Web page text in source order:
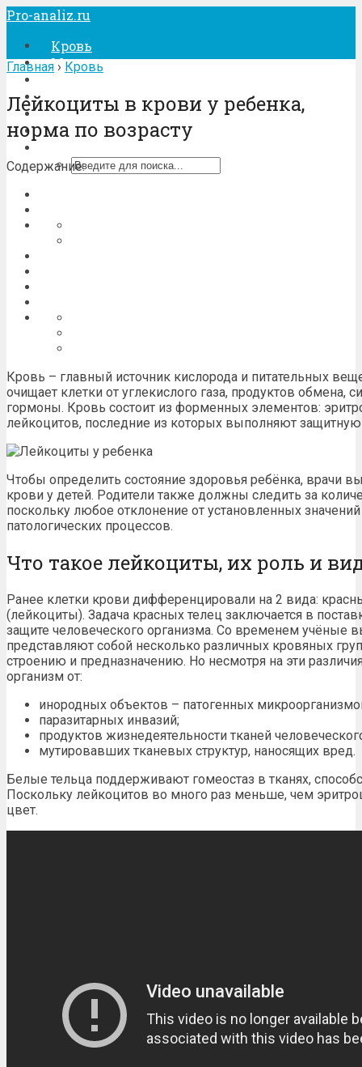
Pro-analiz.ru
Кровь
Моча
Кал
Лечение
Процедуры
Главная › Кровь
Лейкоциты в крови у ребенка,
норма по возрасту
Содержание:
Кровь – главный источник кислорода и питательных
очищает клетки от углекислого газа, продуктов обмена,
гормоны. Кровь состоит из форменных элементов:
лейкоцитов, последние из которых выполняют
Чтобы определить состояние здоровья ребёнка, врачи
крови у детей. Родители также должны следить за
поскольку любое отклонение от установленных
патологических процессов.
Что такое лейкоциты, их роль и
Ранее клетки крови дифференцировали на 2 вида:
(лейкоциты). Задача красных телец заключается в
защите человеческого организма. Со временем учёные
представляют собой несколько различных кровяных
строению и предназначению. Но несмотря на эти
организм от:
инородных объектов – патогенных
паразитарных инвазий;
продуктов жизнедеятельности тканей
мутировавших тканевых структур, наносящих вред.
Белые тельца поддерживают гомеостаз в тканях,
Поскольку лейкоцитов во много раз меньше, чем
цвет.